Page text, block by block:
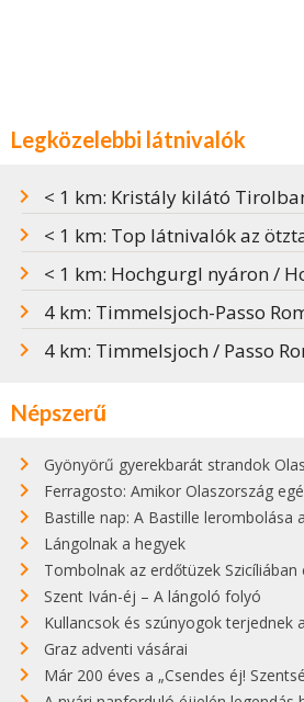
Legközelebbi látnivalók
< 1 km: Kristály kilátó
< 1 km: Top látnivalók az
< 1 km: Hochgurgl nyáron /
4 km: Timmelsjoch-Passo
4 km: Timmelsjoch / Passo
Népszerű
Gyönyörű gyerekbarát strandok
Ferragosto: Amikor Olaszország
Bastille nap: A Bastille lerombolása az
Lángolnak a hegyek
Tombolnak az erdőtüzek Szicíliában
Szent Iván-éj – A lángoló folyó
Kullancsok és szúnyogok terjednek
Graz adventi vásárai
Már 200 éves a „Csendes éj!